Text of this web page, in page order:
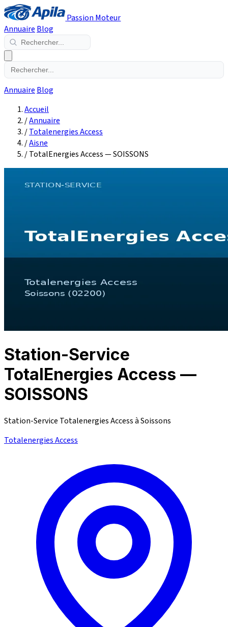
Passion Moteur
Annuaire Blog
Annuaire Blog
Accueil
/Annuaire
/Totalenergies Access
/Aisne
/TotalEnergies Access — SOISSONS
Station-Service
TotalEnergies Access —
SOISSONS
Station-Service Totalenergies Access à Soissons
Totalenergies Access